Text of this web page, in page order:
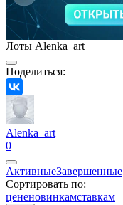
Лоты Alenka_art
Поделиться:
Alenka_art
0
АктивныеЗавершенные
Сортировать по:
цененовинкамставкам